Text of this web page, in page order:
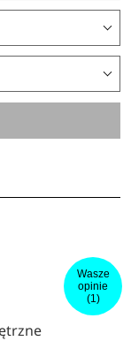
Wasze
opinie
(1)